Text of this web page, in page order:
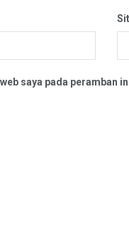
saya pada peramban